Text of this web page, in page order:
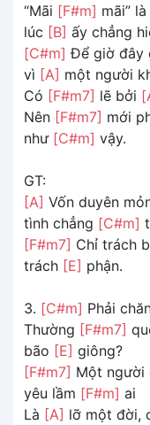
“Mãi [F#m] mãi”
lúc [B] ấy chẳng
[C#m] Để giờ đây
vì [A] một người
Có [F#m7] lẽ bởi
Nên [F#m7] mới
như [C#m] vậy.
GT:
[A] Vốn duyên
tình chẳng [C#m]
[F#m7] Chỉ trách
trách [E] phận.
3. [C#m] Phải
Thường [F#m7]
bão [E] giông?
[F#m7] Một người
yêu lầm [F#m] ai
Là [A] lỡ một đời,